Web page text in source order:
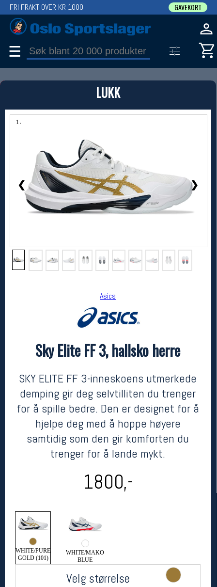
LUKK
1 / 11
❮ ❯
Asics
Sky Elite FF 3, hallsko herre
SKY ELITE FF 3-inneskoens utmerkede
demping gir deg selvtilliten du trenger
for å spille bedre. Den er designet for å
hjelpe deg med å hoppe høyere
samtidig som den gir komforten du
trenger for å lande mykt.
1800,-
WHITE/PURE
GOLD (101)
WHITE/MAKO
BLUE
Velg størrelse
FRI FRAKT OVER KR 1000 GAVEKORT
☰
PRODUKT
Produkter (1)
Bruk filter til å spisse søket
Asics
kr 1800
Her finner du oss
Oslo Sportslager
Torggata 20